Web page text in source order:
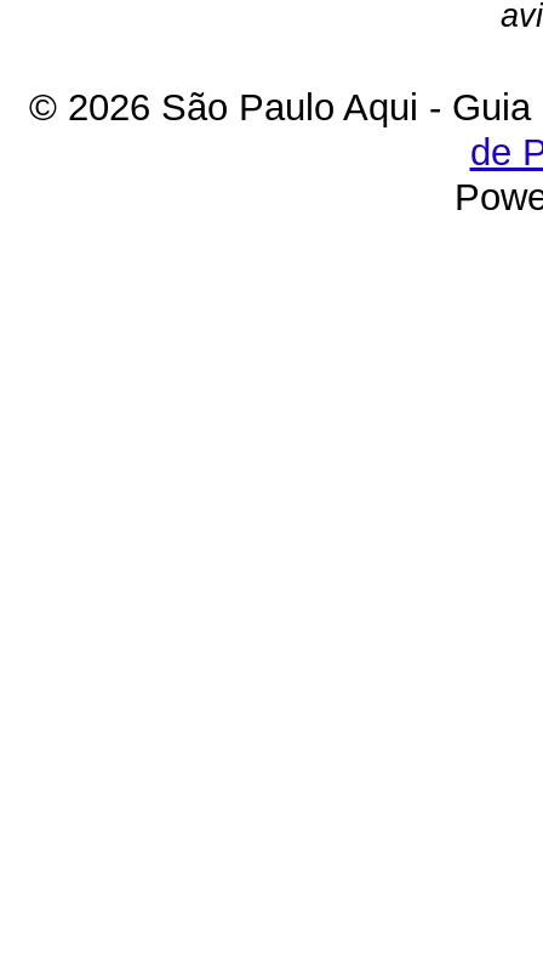
© 2026 São Paulo Aqui -
de